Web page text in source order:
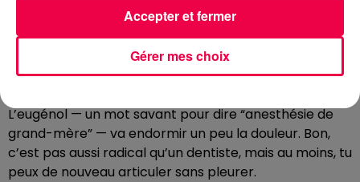
sérieusement de te limer la molaire au couteau à
beurre. Pas la peine de sacrifier ta dignité : Mamie a
son arme secrète — le clou de girofle ! Oui, ce petit
L’eugénol — un mot savant pour dire “anesthésie de
grand-mère” — va endormir un peu la douleur. Bon,
c’est pas aussi radical qu’un dentiste, mais au moins, tu
peux de nouveau articuler sans pleurer.
Gérer mes choix
Accepter et fermer